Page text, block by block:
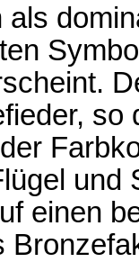
als
und
einen